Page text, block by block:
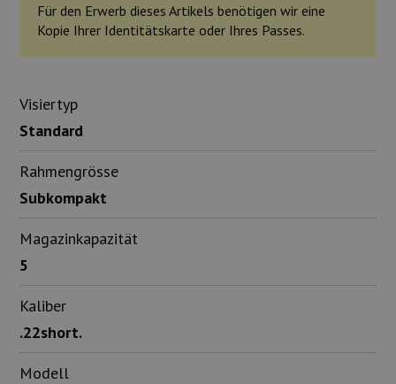
Für den Erwerb dieses Artikels benötigen wir eine
Kopie Ihrer Identitätskarte oder Ihres Passes.
Visiertyp
Standard
Rahmengrösse
Subkompakt
Magazinkapazität
5
Kaliber
.22short.
Modell